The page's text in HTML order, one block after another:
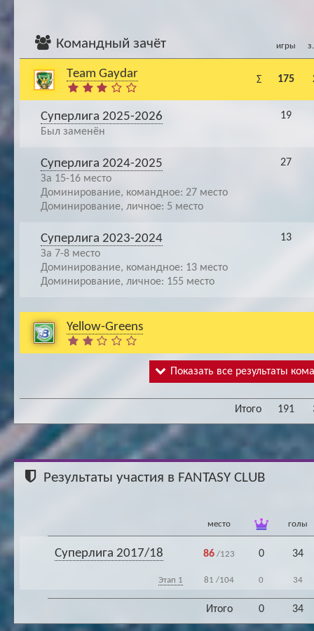
Командный зачёт игры
Тeam Gaydar Σ 175
Суперлига 2025-2026
Был заменён
19
Суперлига 2024-2025
За 15-16 место
Доминирование, командное: 27 место
Доминирование, личное: 5 место
27
Суперлига 2023-2024
За 7-8 место
Доминирование, командное: 13 место
Доминирование, личное: 155 место
13
Yellow-Greens
Показать все результаты
Итого 191
Результаты участия в FANTASY CLUB
место голы
Суперлига 2017/18 86 /123 0 34
Этап 1 81 /104 0 34
Итого 0 34